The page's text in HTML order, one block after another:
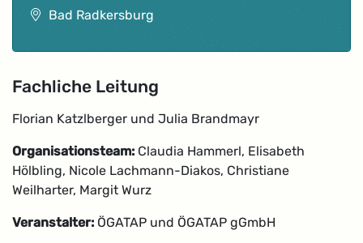
Veranstaltungsort
Bad Radkersburg
Fachliche Leitung
Florian Katzlberger und Julia Brandmayr
Organisationsteam: Claudia Hammerl, Elisabeth
Hölbling, Nicole Lachmann-Diakos, Christiane
Weilharter, Margit Wurz
Veranstalter: ÖGATAP und ÖGATAP gGmbH